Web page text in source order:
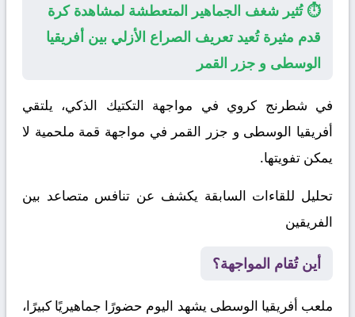
⏱️ تُثير شغف الجماهير المتعطشة لمشاهدة كرة
قدم مثيرة تُعيد تعريف الصراع الأزلي بين أفريقيا
الوسطى و جزر القمر
في شطرنج كروي في مواجهة التكتيك الذكي، يلتقي
أفريقيا الوسطى و جزر القمر في مواجهة قمة ملحمية لا
يمكن تفويتها.
تحليل للقاءات السابقة يكشف عن تنافس متصاعد بين
الفريقين
أين تُقام المواجهة؟
ملعب أفريقيا الوسطى يشهد اليوم حضورًا جماهيريًا كبيرًا،